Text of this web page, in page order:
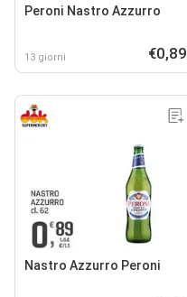
Peroni Nastro Azzurro
13 giorni €0,89
Nastro Azzurro Peroni